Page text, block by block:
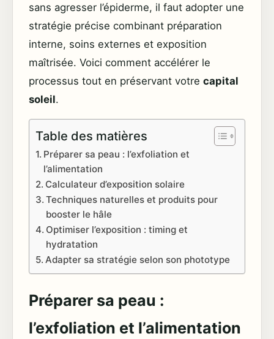
sans agresser l’épiderme, il faut adopter une
stratégie précise combinant préparation
interne, soins externes et exposition
maîtrisée. Voici comment accélérer le
processus tout en préservant votre capital
soleil.
Table des matières
Préparer sa peau : l’exfoliation et
l’alimentation
Calculateur d’exposition solaire
Techniques naturelles et produits pour
booster le hâle
Optimiser l’exposition : timing et
hydratation
Adapter sa stratégie selon son phototype
Préparer sa peau :
l’exfoliation et l’alimentation